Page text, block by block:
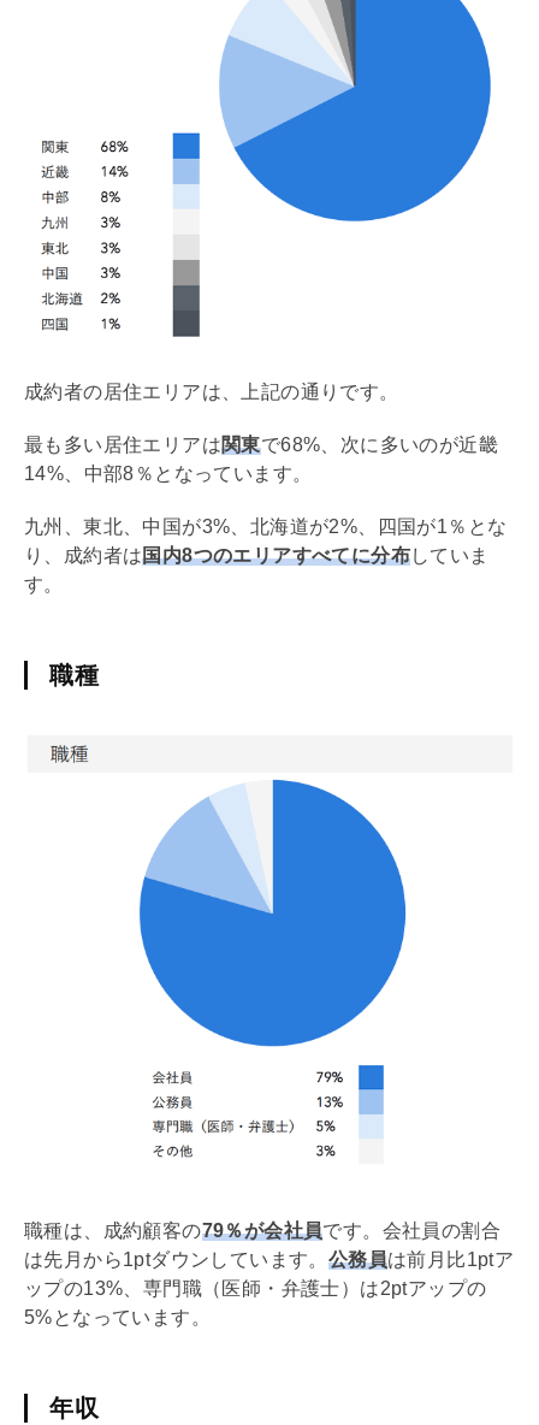
成約者の居住エリアは、上記の通りです。
最も多い居住エリアは関東で68%、次に多いのが近畿
14%、中部8％となっています。
九州、東北、中国が3%、北海道が2%、四国が1％とな
り、成約者は国内8つのエリアすべてに分布していま
す。
職種
職種は、成約顧客の79％が会社員です。会社員の割合
は先月から1ptダウンしています。 公務員は前月比1ptア
ップの13%、専門職（医師・弁護士）は2ptアップの
5%となっています。
年収